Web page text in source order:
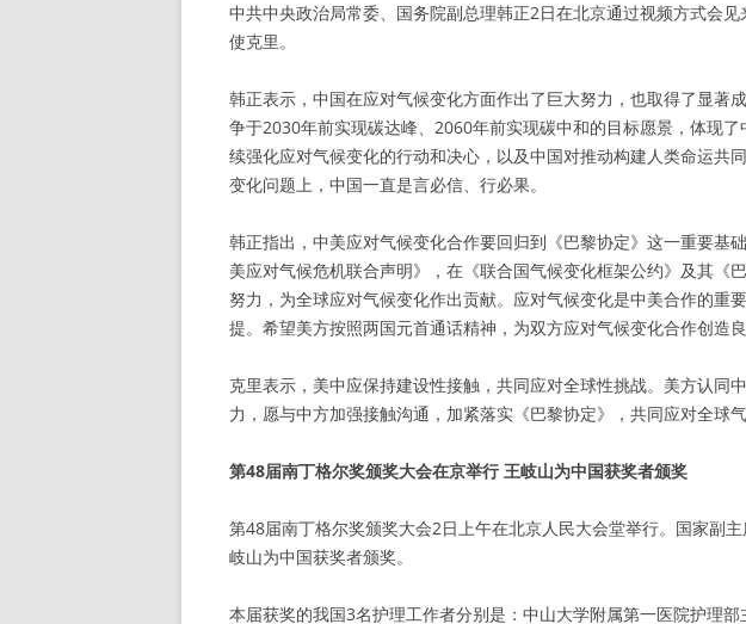
中共中央政治局常委、国务院副总理韩正2日在北京通过视频方式会
使克里。
韩正表示，中国在应对气候变化方面作出了巨大努力，也取得了显著
争于2030年前实现碳达峰、2060年前实现碳中和的目标愿景，体现
续强化应对气候变化的行动和决心，以及中国对推动构建人类命运共
变化问题上，中国一直是言必信、行必果。
韩正指出，中美应对气候变化合作要回归到《巴黎协定》这一重要基
美应对气候危机联合声明》，在《联合国气候变化框架公约》及其《
努力，为全球应对气候变化作出贡献。应对气候变化是中美合作的重
提。希望美方按照两国元首通话精神，为双方应对气候变化合作创造良
克里表示，美中应保持建设性接触，共同应对全球性挑战。美方认同
力，愿与中方加强接触沟通，加紧落实《巴黎协定》，共同应对全球气
第48届南丁格尔奖颁奖大会在京举行 王岐山为中国获奖者颁奖
第48届南丁格尔奖颁奖大会2日上午在北京人民大会堂举行。国家副
岐山为中国获奖者颁奖。
本届获奖的我国3名护理工作者分别是：中山大学附属第一医院护理